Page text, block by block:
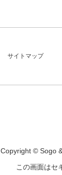
サイトマップ
Copyright © Sogo
この画面はセ